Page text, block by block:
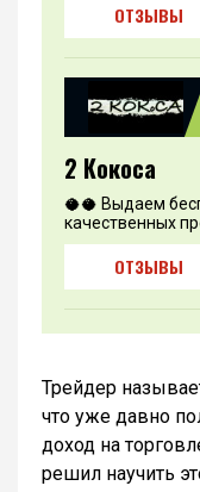
ОТЗЫВЫ
2 Кокоса
🥥🥥 Выдаем
качественных
ОТЗЫВЫ
Трейдер
что уже давно
доход на
решил научить